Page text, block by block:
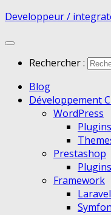
Developpeur /
Rechercher :
Blog
Développement
WordPress
Prestashop
Framework
Laravel